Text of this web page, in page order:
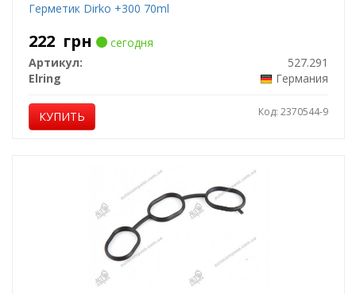
Герметик Dirko +300 70ml
222 грн
сегодня
Артикул:
527.291
Elring
Германия
КУПИТЬ Код: 2370544-9